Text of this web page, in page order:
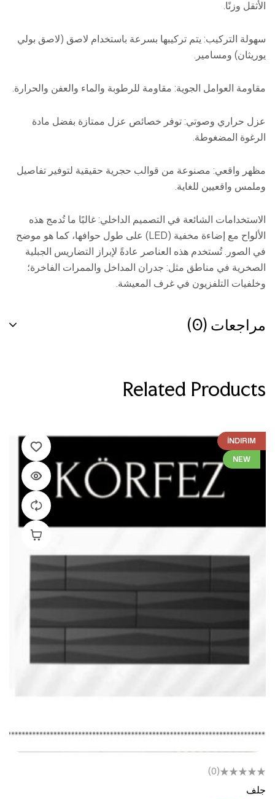
الأثقل وزنًا.
سهولة التركيب: يتم تركيبها بسرعة باستخدام لاصق (لاصق بولي
يوريثان) ومسامير.
مقاومة العوامل الجوية: مقاومة للرطوبة والماء والعفن والحرارة.
عزل حراري وصوتي: توفر خصائص عزل ممتازة بفضل مادة
الرغوة المضغوطة.
مظهر واقعي: مصنوعة من قوالب حجرية حقيقية لتوفير تفاصيل
وملمس واقعيين للغاية.
الاستخدامات الشائعة في التصميم الداخلي: غالبًا ما تُدمج هذه
الألواح مع إضاءة مخفية (LED) على طول حوافها، كما هو موضح
في الصور. تُستخدم هذه العناصر عادةً لإبراز التضاريس الجبلية
الصخرية في مناطق مثل: جدران المداخل والممرات الفاخرة؛
وخلفيات التلفزيون في غرف المعيشة.
مراجعات (0)
Related Products
İNDIRIM
NEW
إضافة إلى
(0)
جلف